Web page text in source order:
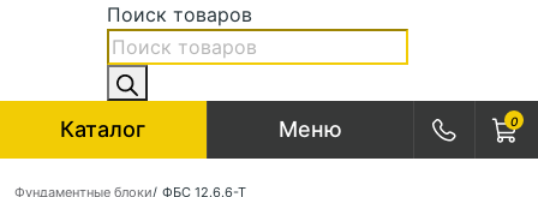
Поиск товаров
Каталог Меню 0
Фундаментные блоки/ ФБС 12.6.6-Т